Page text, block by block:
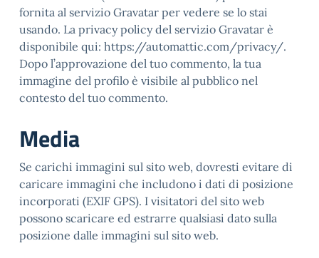
fornita al servizio Gravatar per vedere se lo stai
usando. La privacy policy del servizio Gravatar è
disponibile qui: https://automattic.com/privacy/.
Dopo l’approvazione del tuo commento, la tua
immagine del profilo è visibile al pubblico nel
contesto del tuo commento.
Media
Se carichi immagini sul sito web, dovresti evitare di
caricare immagini che includono i dati di posizione
incorporati (EXIF GPS). I visitatori del sito web
possono scaricare ed estrarre qualsiasi dato sulla
posizione dalle immagini sul sito web.